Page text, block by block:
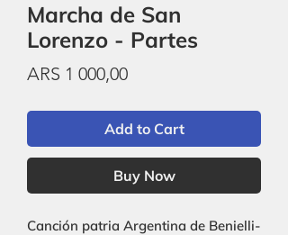
Marcha de San
Lorenzo - Partes
ARS 1 000,00Price
Add to Cart
Buy Now
Canción patria Argentina de Benielli-